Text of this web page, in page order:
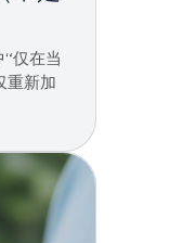
仅在当
重新加